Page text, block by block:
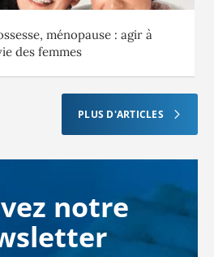
ménopause : agir à
des femmes
PLUS D'ARTICLES
notre